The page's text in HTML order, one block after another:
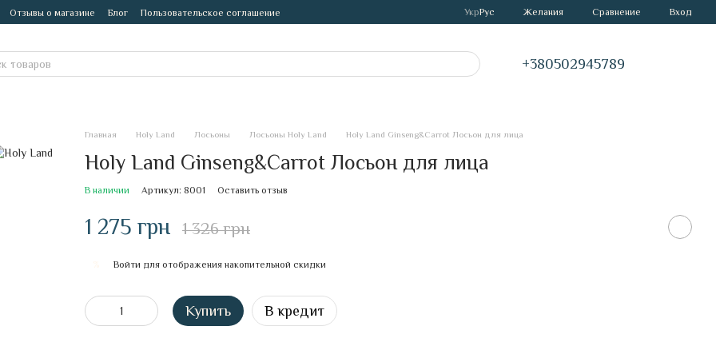
Отзывы о магазине Блог Пользовательское соглашение УкрРус Желания Сравнение Вход
+380502945789
Главная Holy Land Лосьоны Лосьоны Holy Land Holy Land Ginseng&Carrot Лосьон для лица
Holy Land Ginseng&Carrot Лосьон для лица
В наличии Артикул: 8001 Оставить отзыв
1 275 грн 1 326 грн
Войти для отображения накопительной скидки
Купить В кредит